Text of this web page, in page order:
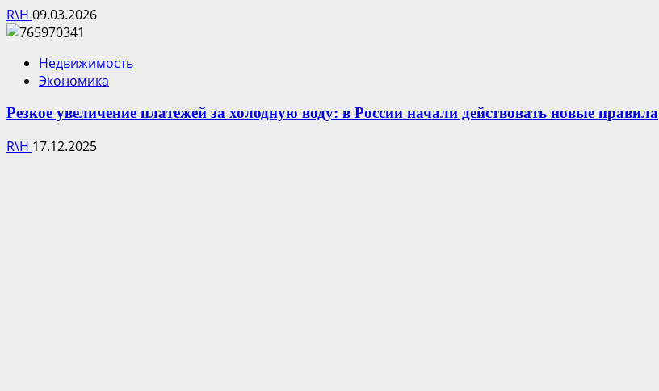
R\H 09.03.2026
Недвижимость
Экономика
Резкое увеличение платежей за холодную воду: в России начали действовать новые правила
R\H 17.12.2025